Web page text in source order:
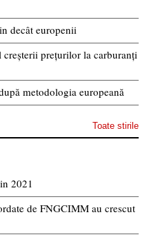
decât europenii
prețurilor la carburanți
metodologia europeană
Toate stirile
2021
de FNGCIMM au crescut